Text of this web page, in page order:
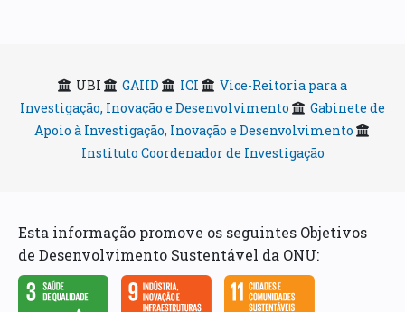
UBI GAIID ICI
Vice-Reitoria para a
Investigação, Inovação e Desenvolvimento
Gabinete de
Apoio à Investigação, Inovação e Desenvolvimento
Instituto Coordenador de Investigação
Esta informação promove os seguintes Objetivos
de Desenvolvimento Sustentável da ONU: